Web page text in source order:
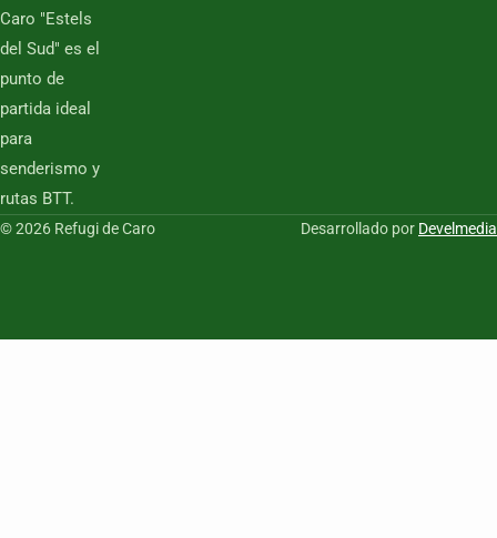
Caro "Estels
del Sud" es el
punto de
partida ideal
para
senderismo y
rutas BTT.
© 2026 Refugi de Caro Desarrollado por Develmedia